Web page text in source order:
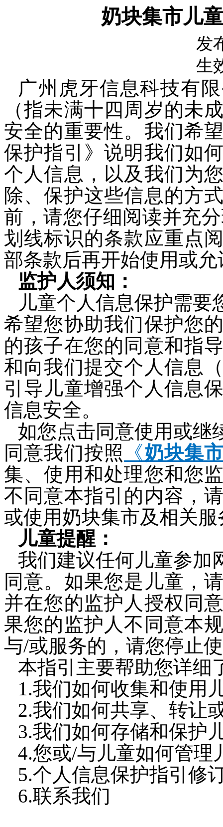
奶块集市儿
发
生
广州虎牙信息科技有
（指未满十四周岁的未
安全的重要性。我们希
保护指引》说明我们如
个人信息，以及我们为
除、保护这些信息的方
前，请您仔细阅读并充
划线标识的条款应重点
部条款后再开始使用或允
监护人须知：
儿童个人信息保护需要
希望您协助我们保护您
的孩子在您的同意和指
和向我们提交个人信息
引导儿童增强个人信息
信息安全。
如您点击同意使用或继
同意我们按照
《奶块集
集、使用和处理您和您
不同意本指引的内容，
或使用奶块集市及相关服
儿童提醒：
我们建议任何儿童参加
同意。如果您是儿童，
并在您的监护人授权同
果您的监护人不同意本
与/或服务的，请您停止
本指引主要帮助您详细
1.我们如何收集和使用
2.我们如何共享、转让
3.我们如何存储和保护
4.您或/与儿童如何管理
5.个人信息保护指引修
6.联系我们